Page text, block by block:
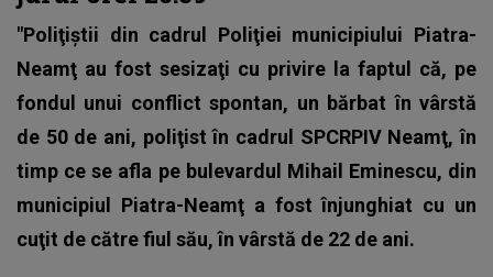
"Poliţiştii din cadrul Poliţiei municipiului Piatra-
Neamţ au fost sesizaţi cu privire la faptul că, pe
fondul unui conflict spontan, un bărbat în vârstă
de 50 de ani, poliţist în cadrul SPCRPIV Neamţ, în
timp ce se afla pe bulevardul Mihail Eminescu, din
municipiul Piatra-Neamţ a fost înjunghiat cu un
cuţit de către fiul său, în vârstă de 22 de ani.